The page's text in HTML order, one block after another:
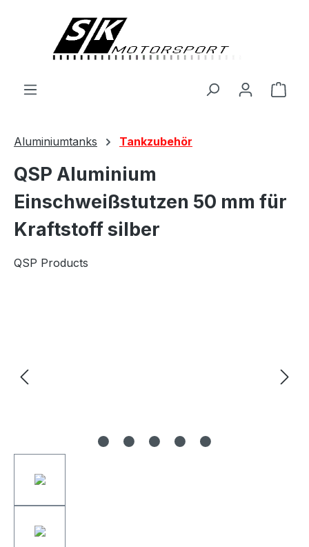
Aluminiumtanks Tankzubehör
QSP Aluminium
Einschweißstutzen 50 mm für
Kraftstoff silber
QSP Products